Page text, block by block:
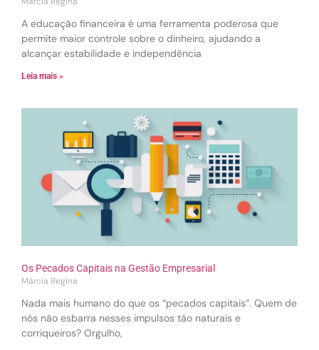
A educação financeira é uma ferramenta poderosa que
permite maior controle sobre o dinheiro, ajudando a
alcançar estabilidade e independência
Leia mais »
Os Pecados Capitais na Gestão Empresarial
Márcia Regina
Nada mais humano do que os “pecados capitais”. Quem de
nós não esbarra nesses impulsos tão naturais e
corriqueiros? Orgulho,